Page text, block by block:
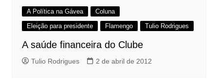
A Política na Gávea
Coluna
Eleição para presidente
Flamengo Tulio Rodrigues
A saúde financeira do Clube
Tulio Rodrigues 2 de abril de 2012